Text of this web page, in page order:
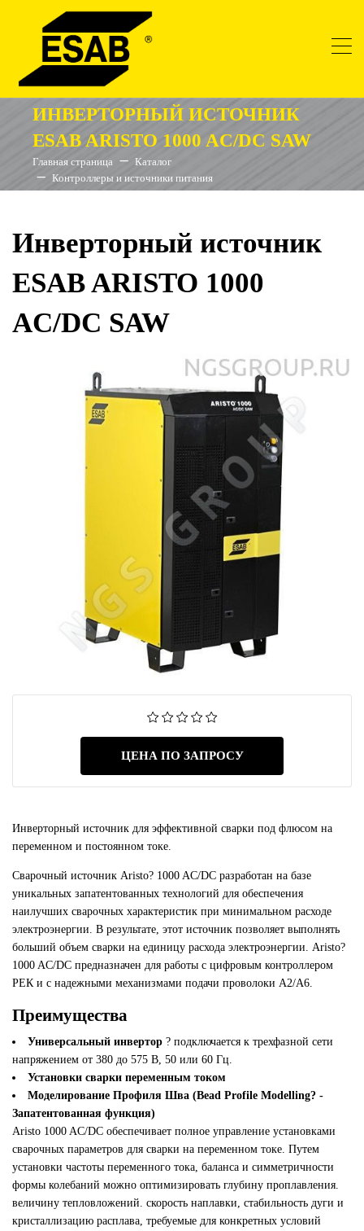
ИНВЕРТОРНЫЙ ИСТОЧНИК
ESAB ARISTO 1000 AC/DC SAW
Главная страница
Каталог
Контроллеры и источники питания
Инверторный источник
ESAB ARISTO 1000
AC/DC SAW
ЦЕНА ПО ЗАПРОСУ
Инверторный источник для эффективной сварки под флюсом на
переменном и постоянном токе.
Сварочный источник Aristo? 1000 AC/DC разработан на базе
уникальных запатентованных технологий для обеспечения
наилучших сварочных характеристик при минимальном расходе
электроэнергии. В результате, этот источник позволяет выполнять
больший объем сварки на единицу расхода электроэнергии. Aristo?
1000 AC/DC предназначен для работы с цифровым контроллером
РЕК и с надежными механизмами подачи проволоки А2/А6.
Преимущества
Универсальный инвертор ? подключается к трехфазной сети
напряжением от 380 до 575 В, 50 или 60 Гц.
Установки сварки переменным током
Моделирование Профиля Шва (Bead Profile Modelling? -
Запатентованная функция)
Aristo 1000 AC/DC обеспечивает полное управление установками
сварочных параметров для сварки на переменном токе. Путем
установки частоты переменного тока, баланса и симметричности
формы колебаний можно оптимизировать глубину проплавления.
величину тепловложений. скорость наплавки, стабильность дуги и
кристаллизацию расплава, требуемые для конкретных условий